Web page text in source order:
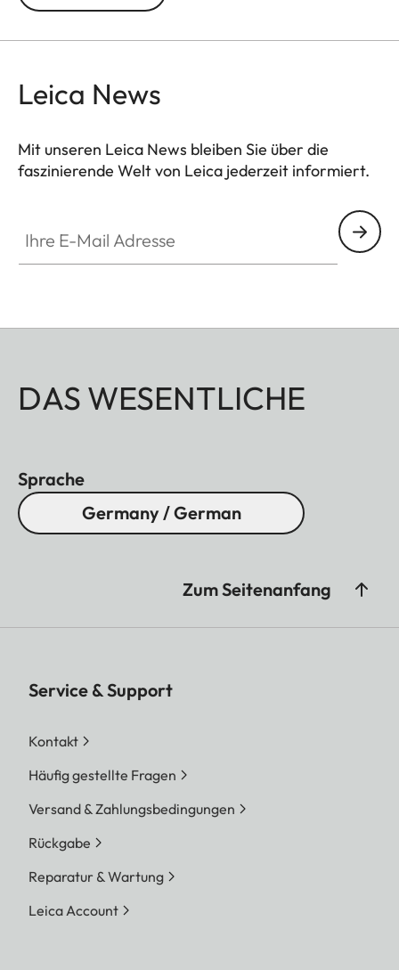
Leica News
Mit unseren Leica News bleiben Sie über die
faszinierende Welt von Leica jederzeit informiert.
DAS WESENTLICHE
Sprache
Germany / German
Zum Seitenanfang
Service & Support
Kontakt
Häufig gestellte Fragen
Versand & Zahlungsbedingungen
Rückgabe
Reparatur & Wartung
Leica Account